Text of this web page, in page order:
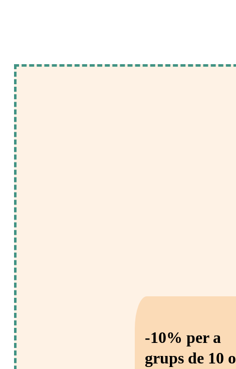
-10% per a
grups de 10 o